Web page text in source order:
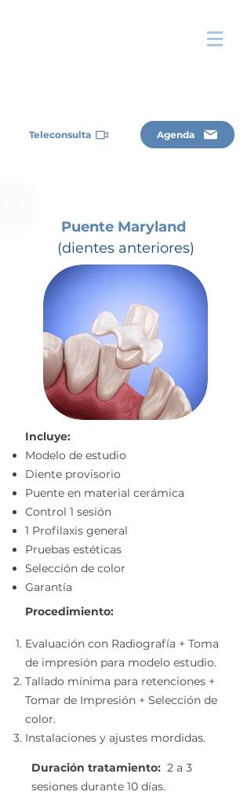
Teleconsulta Agenda
Puente Maryland
(dientes anteriores)
Incluye:
Modelo de estudio
Diente provisorio
Puente en material cerámica
Control 1 sesión
1 Profilaxis general
Pruebas estéticas
Selección de color
Garantía
Procedimiento:
Evaluación con Radiografía + Toma
de impresión para modelo estudio.
Tallado mínima para retenciones +
Tomar de Impresión + Selección de
color.
Instalaciones y ajustes mordidas.
Duración tratamiento: 2 a 3
sesiones durante 10 días.